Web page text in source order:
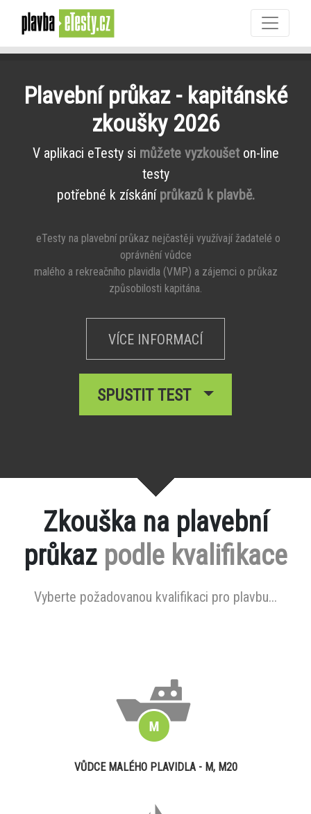
Plavební průkaz - kapitánské
zkoušky 2026
V aplikaci eTesty si můžete vyzkoušeton-line
testy
potřebné k získání průkazů k plavbě.
eTesty na plavební průkaz nejčastěji využívají žadatelé o
oprávnění vůdce
malého a rekreačního plavidla (VMP) a zájemci o průkaz
způsobilosti kapitána.
VÍCE INFORMACÍ
SPUSTIT TEST
Zkouška na plavební
průkaz podle kvalifikace
Vyberte požadovanou kvalifikaci pro plavbu...
VŮDCE MALÉHO PLAVIDLA - M, M20